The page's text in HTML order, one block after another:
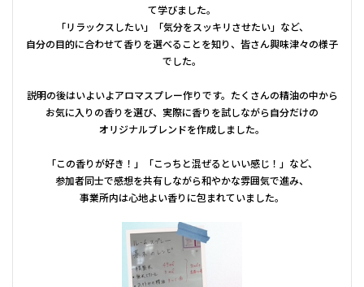
て学びました。
「リラックスしたい」「気分をスッキリさせたい」など、
自分の目的に合わせて香りを選べることを知り、皆さん興味津々の様子
でした。
説明の後はいよいよアロマスプレー作りです。たくさんの精油の中から
お気に入りの香りを選び、実際に香りを試しながら自分だけの
オリジナルブレンドを作成しました。
「この香りが好き！」「こっちと混ぜるといい感じ！」など、
参加者同士で感想を共有しながら和やかな雰囲気で進み、
事業所内は心地よい香りに包まれていました。